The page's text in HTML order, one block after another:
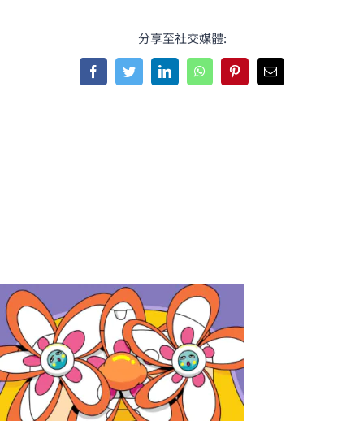
分享至社交媒體:
FacebookTwitterLinkedInWhatsAppPinterestEmail